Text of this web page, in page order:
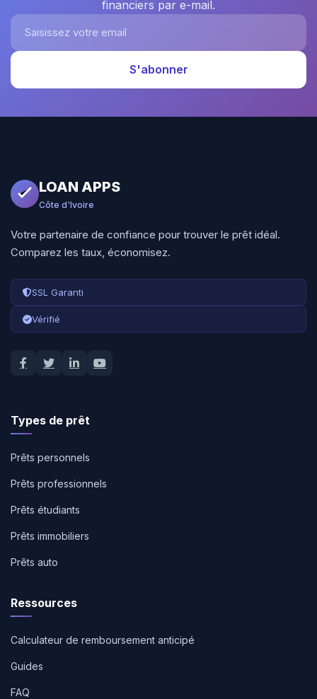
financiers par e-mail.
Saisissez votre email
S'abonner
LOAN APPS
Côte d'Ivoire
Votre partenaire de confiance pour trouver le prêt idéal.
Comparez les taux, économisez.
SSL Garanti
Vérifié
Types de prêt
Prêts personnels
Prêts professionnels
Prêts étudiants
Prêts immobiliers
Prêts auto
Ressources
Calculateur de remboursement anticipé
Guides
FAQ